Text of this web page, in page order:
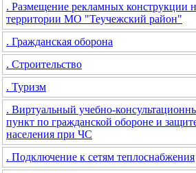
. Размещение рекламных конструкции
территории МО "Теучежский район"
. Гражданская оборона
. Строительство
. Туризм
. Виртуальный учебно-
пункт по гражданской обороне и
населения при ЧС
. Подключение к сетям теплоснабжения